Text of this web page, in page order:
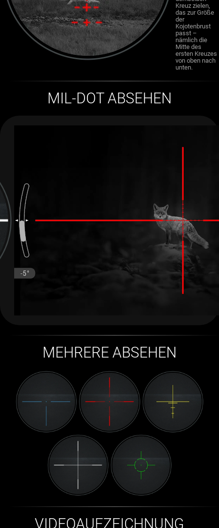
Kreuz zielen,
das zur Größe
der
Kojotenbrust
passt –
nämlich die
Mitte des
ersten Kreuzes
von oben nach
unten.
MIL-DOT ABSEHEN
MEHRERE ABSEHEN
VIDEOAUFZEICHNUNG